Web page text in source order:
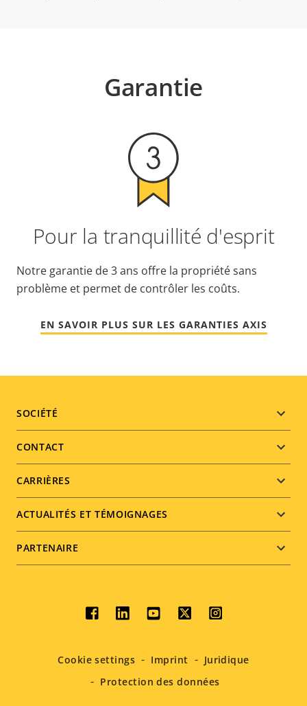
Garantie
Pour la tranquillité d'esprit
Notre garantie de 3 ans offre la propriété sans
problème et permet de contrôler les coûts.
EN SAVOIR PLUS SUR LES GARANTIES AXIS
Footer
menu
SOCIÉTÉ
CONTACT
CARRIÈRES
ACTUALITÉS ET TÉMOIGNAGES
PARTENAIRE
Social
menu
Cookie settings Imprint
Juridique
Protection des données